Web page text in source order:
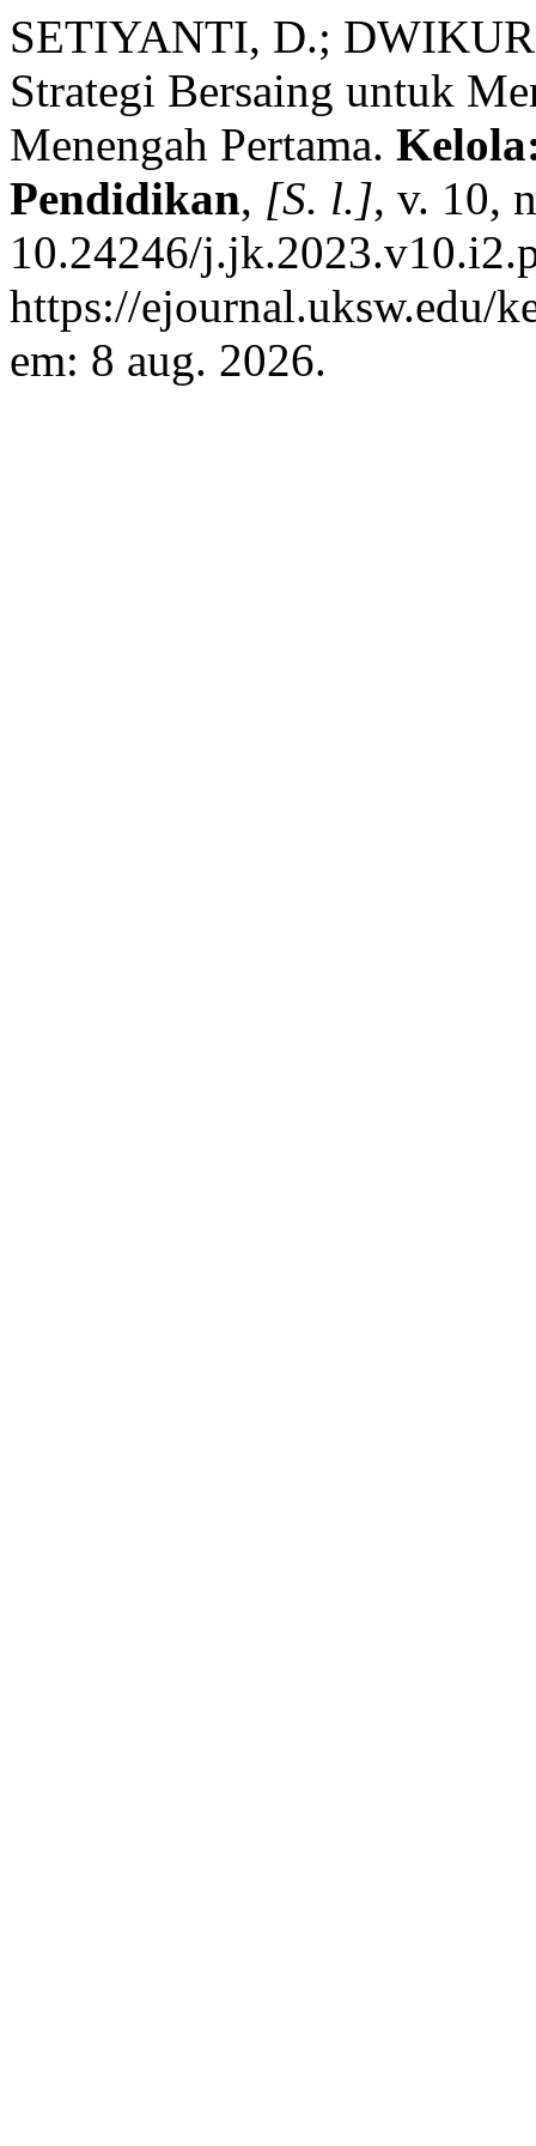
SETIYANTI, D.;
Strategi Bersaing untuk
Menengah Pertama.
Pendidikan, [S. l.], v. 10,
10.24246/
https://ejournal.uksw.edu/
em: 8 aug. 2026.